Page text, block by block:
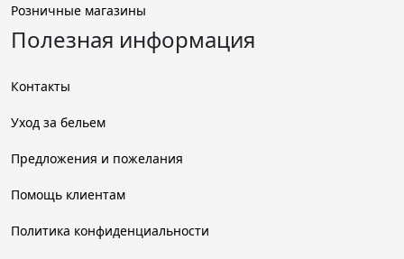
Розничные магазины
Полезная информация
Контакты
Уход за бельем
Предложения и пожелания
Помощь клиентам
Политика конфиденциальности